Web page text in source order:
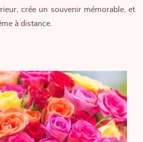
crée un souvenir mémorable, et
à distance.